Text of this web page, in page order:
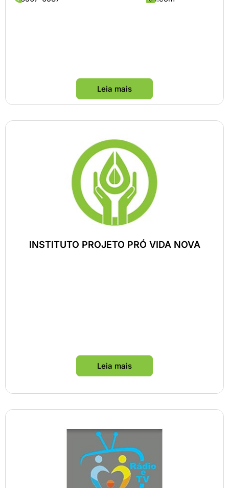
Leia mais
INSTITUTO PROJETO PRÓ VIDA NOVA
Leia mais